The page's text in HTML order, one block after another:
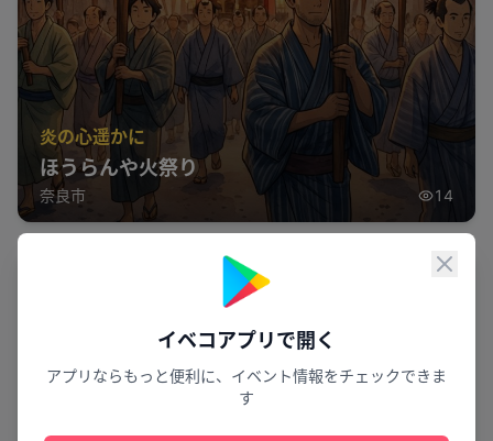
閉じ
イベコアプリで開く
アプリならもっと便利に、イベント情報をチェックできま
す
炎の心遥かに
ほうらんや火祭り
奈良市 14